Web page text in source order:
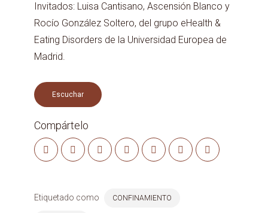
Invitados: Luisa Cantisano, Ascensión Blanco y
Rocío González Soltero, del grupo eHealth &
Eating Disorders de la Universidad Europea de
Madrid.
Escuchar
Compártelo
Etiquetado como CONFINAMIENTO